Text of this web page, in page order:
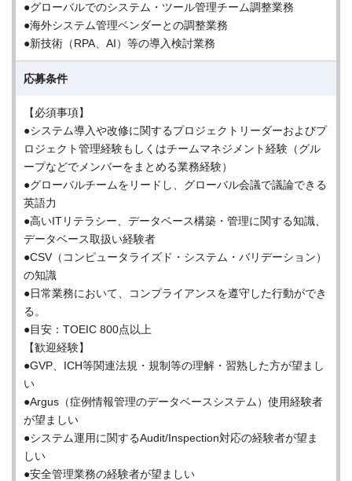
●グローバルでのシステム・ツール管理チーム調整業務
●海外システム管理ベンダーとの調整業務
●新技術（RPA、AI）等の導入検討業務
応募条件
【必須事項】
●システム導入や改修に関するプロジェクトリーダーおよびプ
ロジェクト管理経験もしくはチームマネジメント経験（グル
ープなどでメンバーをまとめる業務経験）
●グローバルチームをリードし、グローバル会議で議論できる
英語力
●高いITリテラシー、データベース構築・管理に関する知識、
データベース取扱い経験者
●CSV（コンピュータライズド・システム・バリデーション）
の知識
●日常業務において、コンプライアンスを遵守した行動ができ
る。
●目安：TOEIC 800点以上
【歓迎経験】
●GVP、ICH等関連法規・規制等の理解・習熟した方が望まし
い
●Argus（症例情報管理のデータベースシステム）使用経験者
が望ましい
●システム運用に関するAudit/Inspection対応の経験者が望ま
しい
●安全管理業務の経験者が望ましい